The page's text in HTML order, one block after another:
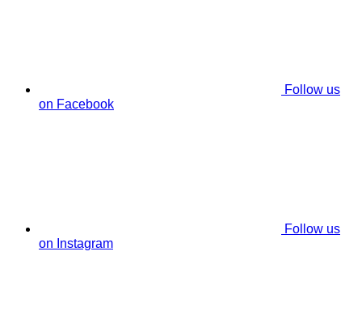
Follow us
on Facebook
Follow us
on Instagram